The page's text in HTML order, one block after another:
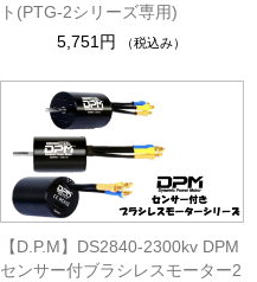
ト(PTG-2シリーズ専用)
5,751円
（税込み）
【D.P.M】DS2840-2300kv DPM
センサー付ブラシレスモーター2